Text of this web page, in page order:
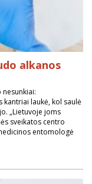
alkanos
laukė, kol saulė
„Lietuvoje joms
sveikatos centro
entomologė